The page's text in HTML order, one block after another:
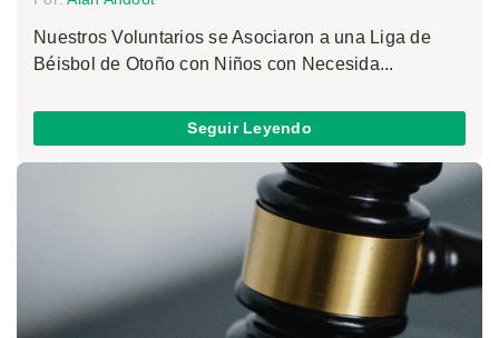
Nuestros Voluntarios se Asociaron a una Liga de
Béisbol de Otoño con Niños con Necesida...
Seguir Leyendo